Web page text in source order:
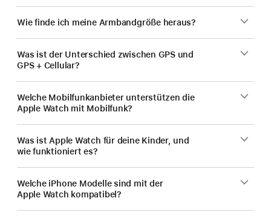
Wie finde ich meine Armbandgröße heraus?
Was ist der Unterschied zwischen GPS und
GPS + Cellular?
Welche Mobilfunk­anbieter unterstützen die
Apple Watch mit Mobilfunk?
Was ist Apple Watch für deine Kinder, und
wie funktioniert es?
Welche iPhone Modelle sind mit der
Apple Watch kompatibel?